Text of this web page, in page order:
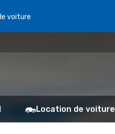
voiture
Location de voiture